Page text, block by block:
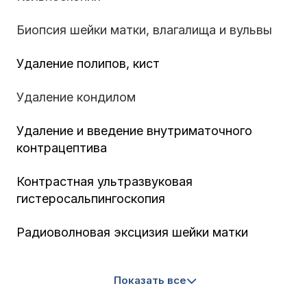
Биопсия шейки матки, влагалища и вульвы
Удаление полипов, кист
Удаление кондилом
Удаление и введение внутриматочного
контрацептива
Контрастная ультразвуковая
гистеросальпингоскопия
Радиоволновая эксцизия шейки матки
Показать все